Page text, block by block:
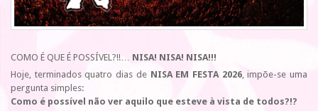
COMO É QUE É POSSÍVEL?!!… NISA! NISA! NISA!!!
Hoje, terminados quatro dias de NISA EM FESTA 2026, impõe-se uma
pergunta simples:
Como é possível não ver aquilo que esteve à vista de todos?!?